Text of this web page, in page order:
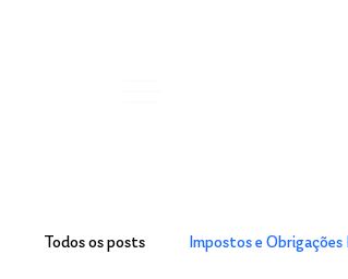
Todos os posts Impostos e Obrigações